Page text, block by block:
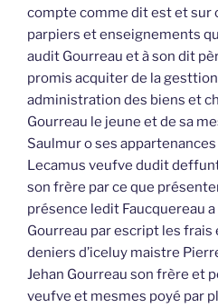
compte comme dit est et sur
parpiers et enseignements
audit Gourreau et à son dit
promis acquiter de la
administration des biens et
Gourreau le jeune et de sa
Saulmur o ses
Lecamus veufve dudit
son frère par ce que
présence ledit Faucquereau
Gourreau par escript les frais
deniers d’iceluy maistre
Jehan Gourreau son frère et
veufve et mesmes poyé par